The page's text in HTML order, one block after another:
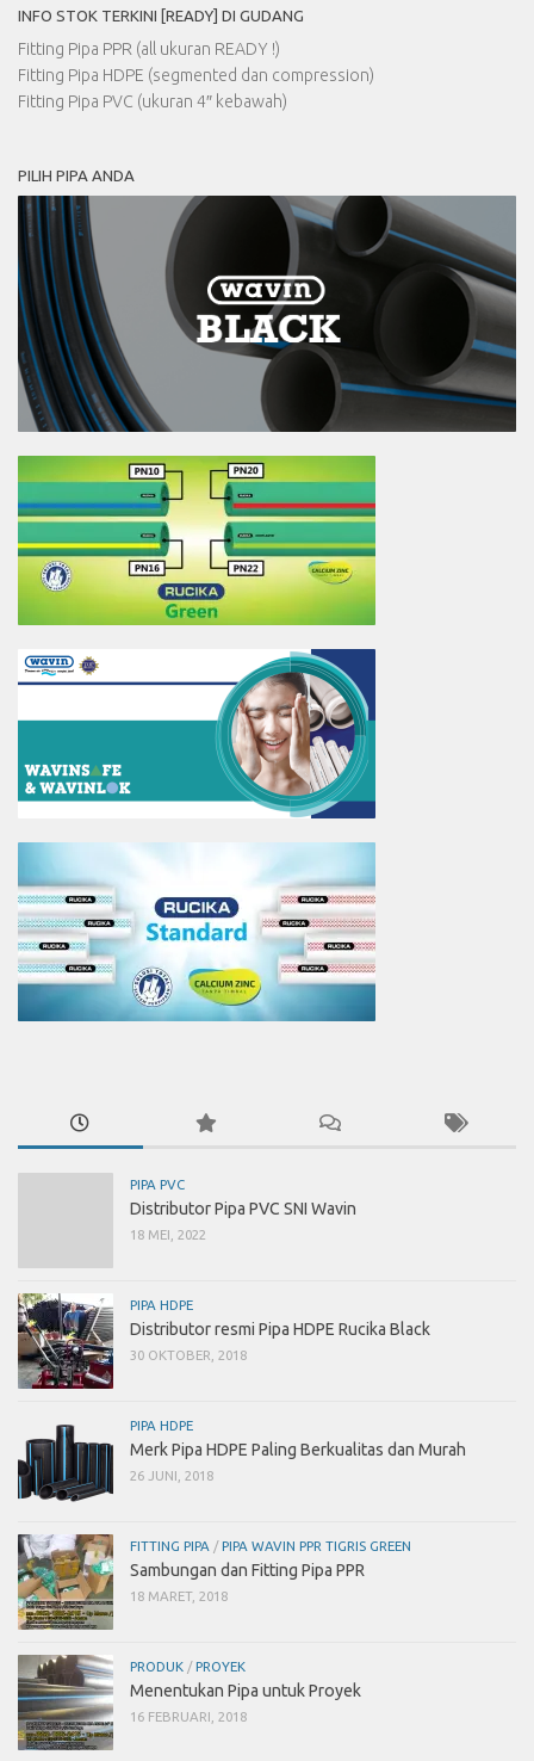
INFO STOK TERKINI [READY] DI GUDANG
Fitting Pipa PPR (all ukuran READY !)
Fitting Pipa HDPE (segmented dan compression)
Fitting Pipa PVC (ukuran 4″ kebawah)
PILIH PIPA ANDA
PIPA PVC
Distributor Pipa PVC SNI Wavin
18 MEI, 2022
PIPA HDPE
Distributor resmi Pipa HDPE Rucika Black
30 OKTOBER, 2018
PIPA HDPE
Merk Pipa HDPE Paling Berkualitas dan Murah
26 JUNI, 2018
FITTING PIPA /PIPA WAVIN PPR TIGRIS GREEN
Sambungan dan Fitting Pipa PPR
18 MARET, 2018
PRODUK /PROYEK
Menentukan Pipa untuk Proyek
16 FEBRUARI, 2018